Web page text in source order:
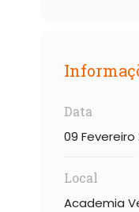
Data
09 Fevereiro
Local
Academia